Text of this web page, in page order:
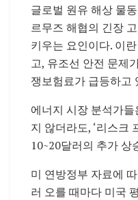
글로벌 원유 해상 물
르무즈 해협의 긴장
키우는 요인이다. 이
고, 유조선 안전 문제
쟁보험료가 급등하고
에너지 시장 분석가
지 않더라도, ‘리스크
10~20달러의 추가 상
미 연방정부 자료에
러 오를 때마다 미국